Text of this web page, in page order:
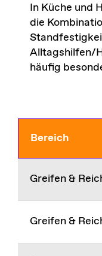
In Küche und
die
Alltagshilfen/
häufig
Bereich
Greifen &
Greifen &